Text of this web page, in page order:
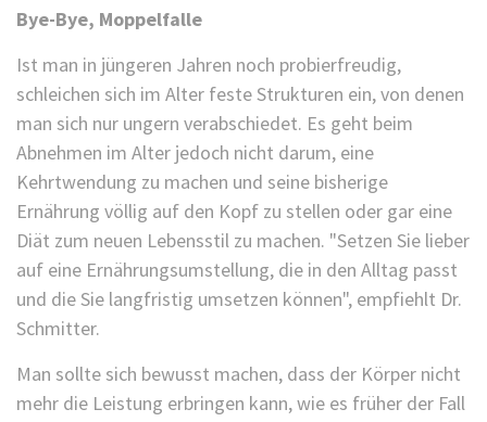
Bye-Bye, Moppelfalle
Ist man in jüngeren Jahren noch probierfreudig,
schleichen sich im Alter feste Strukturen ein, von denen
man sich nur ungern verabschiedet. Es geht beim
Abnehmen im Alter jedoch nicht darum, eine
Kehrtwendung zu machen und seine bisherige
Ernährung völlig auf den Kopf zu stellen oder gar eine
Diät zum neuen Lebensstil zu machen. "Setzen Sie lieber
auf eine Ernährungsumstellung, die in den Alltag passt
und die Sie langfristig umsetzen können", empfiehlt Dr.
Schmitter.
Man sollte sich bewusst machen, dass der Körper nicht
mehr die Leistung erbringen kann, wie es früher der Fall